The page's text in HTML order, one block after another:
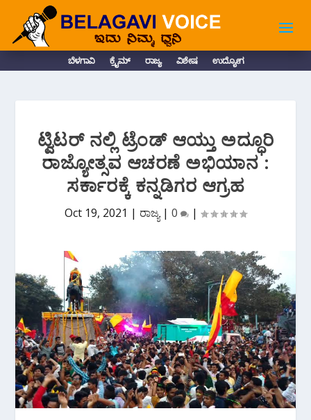
ಬೆಳಗಾವಿ ಕ್ರೈಮ್ ರಾಜ್ಯ ವಿಶೇಷ ಉದ್ಯೋಗ
ಟ್ವಿಟರ್ ನಲ್ಲಿ ಟ್ರೆಂಡ್ ಆಯ್ತು ಅದ್ಧೂರಿ
ರಾಜ್ಯೋತ್ಸವ ಆಚರಣೆ ಅಭಿಯಾನ :
ಸರ್ಕಾರಕ್ಕೆ ಕನ್ನಡಿಗರ ಆಗ್ರಹ
Oct 19, 2021 | ರಾಜ್ಯ| 0 |